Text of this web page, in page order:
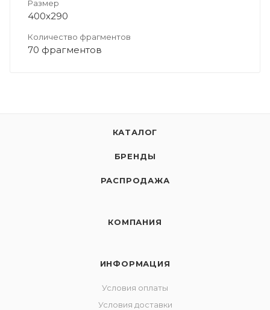
Размер
400х290
Количество фрагментов
70 фрагментов
КАТАЛОГ
БРЕНДЫ
РАСПРОДАЖА
КОМПАНИЯ
ИНФОРМАЦИЯ
Условия оплаты
Условия доставки